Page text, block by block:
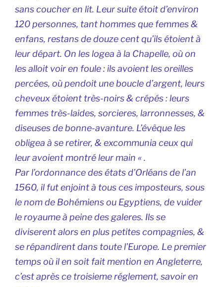
sans coucher en lit. Leur suite étoit d’environ
120 personnes, tant hommes que femmes &
enfans, restans de douze cent qu’ils étoient à
leur départ. On les logea à la Chapelle, où on
les alloit voir en foule : ils avoient les oreilles
percées, où pendoit une boucle d’argent, leurs
cheveux étoient très-noirs & crépés : leurs
femmes très-laides, sorcieres, larronnesses, &
diseuses de bonne-avanture. L’évêque les
obligea à se retirer, & excommunia ceux qui
leur avoient montré leur main « .
Par l’ordonnance des états d’Orléans de l’an
1560, il fut enjoint à tous ces imposteurs, sous
le nom de Bohémiens ou Egyptiens, de vuider
le royaume à peine des galeres. Ils se
diviserent alors en plus petites compagnies, &
se répandirent dans toute l’Europe. Le premier
temps où il en soit fait mention en Angleterre,
c’est après ce troisieme réglement, savoir en